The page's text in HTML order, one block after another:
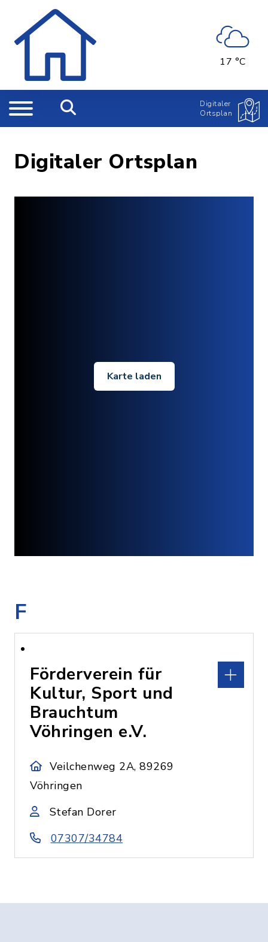
17 °C
Digitaler
Ortsplan
Digitaler Ortsplan
Karte laden
F
Förderverein für
Kultur, Sport und
Brauchtum
Vöhringen e.V.
Veilchenweg 2A, 89269
Vöhringen
Stefan Dorer
07307/34784